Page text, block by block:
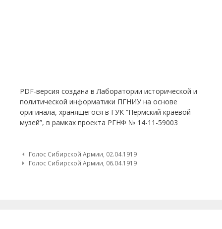
PDF-версия создана в Лаборатории исторической и
политической информатики ПГНИУ на основе
оригинала, хранящегося в ГУК “Пермский краевой
музей”, в рамках проекта РГНФ № 14-11-59003
Post navigation
Голос Сибирской Армии, 02.04.1919
Голос Сибирской Армии, 06.04.1919